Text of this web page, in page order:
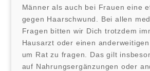
Männer als auch bei Frauen eine
gegen Haarschwund. Bei allen
Fragen bitten wir Dich trotzdem
Hausarzt oder einen
um Rat zu fragen. Das gilt
auf Nahrungsergänzungen oder